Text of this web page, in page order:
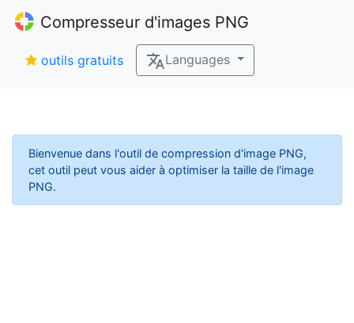
Compresseur d'images PNG
outils gratuits Languages
Bienvenue dans l'outil de compression d'image PNG,
cet outil peut vous aider à optimiser la taille de l'image
PNG.